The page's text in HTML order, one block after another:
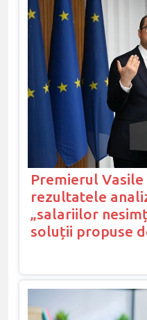
Premierul
rezultatele
„salariilor
soluții propuse